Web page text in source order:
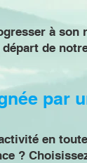
à
de
par
en
?